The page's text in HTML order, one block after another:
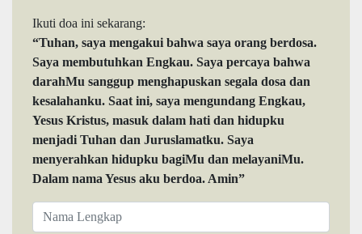
Ikuti doa ini sekarang:
“Tuhan, saya mengakui bahwa saya orang berdosa.
Saya membutuhkan Engkau. Saya percaya bahwa
darahMu sanggup menghapuskan segala dosa dan
kesalahanku. Saat ini, saya mengundang Engkau,
Yesus Kristus, masuk dalam hati dan hidupku
menjadi Tuhan dan Juruslamatku. Saya
menyerahkan hidupku bagiMu dan melayaniMu.
Dalam nama Yesus aku berdoa. Amin”